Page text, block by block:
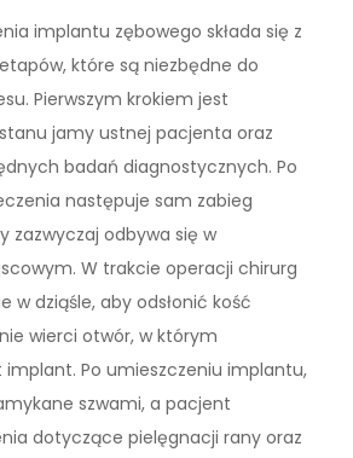
implantu zębowego składa się z
które są niezbędne do
Pierwszym krokiem jest
jamy ustnej pacjenta oraz
badań diagnostycznych. Po
następuje sam zabieg
zazwyczaj odbywa się w
W trakcie operacji chirurg
w dziąśle, aby odsłonić kość
wierci otwór, w którym
implant. Po umieszczeniu implantu,
szwami, a pacjent
dotyczące pielęgnacji rany oraz